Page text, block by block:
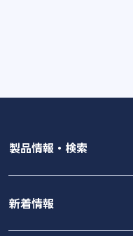
製品情報・検索
新着情報